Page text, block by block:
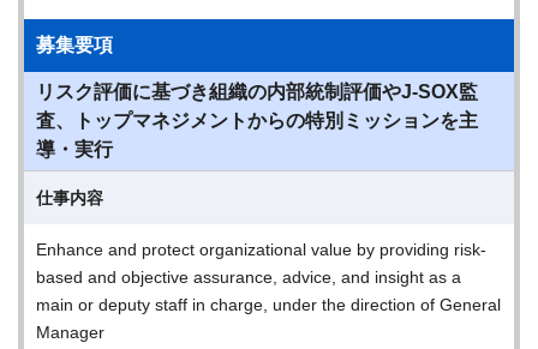
募集要項
リスク評価に基づき組織の内部統制評価やJ-SOX監
査、トップマネジメントからの特別ミッションを主
導・実行
仕事内容
Enhance and protect organizational value by providing risk-
based and objective assurance, advice, and insight as a
main or deputy staff in charge, under the direction of General
Manager